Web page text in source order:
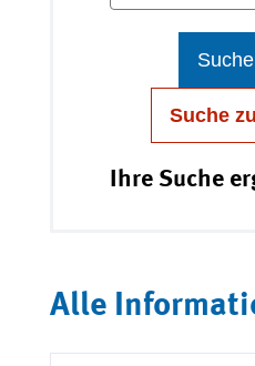
Suche
Ihre Suche
Alle